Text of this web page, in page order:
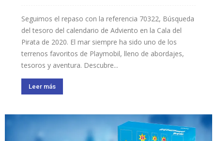
Seguimos el repaso con la referencia 70322, Búsqueda
del tesoro del calendario de Adviento en la Cala del
Pirata de 2020. El mar siempre ha sido uno de los
terrenos favoritos de Playmobil, lleno de abordajes,
tesoros y aventura. Descubre...
Leer más